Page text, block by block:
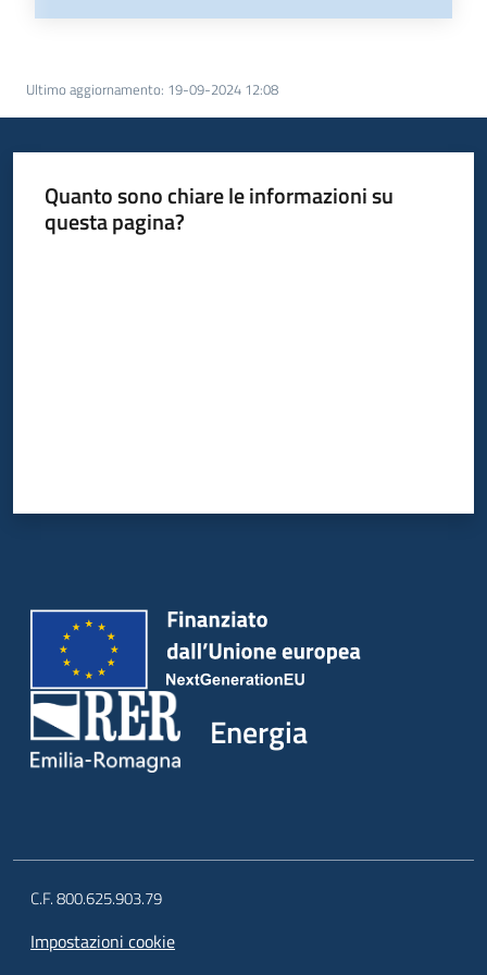
Ultimo aggiornamento: 19-09-2024 12:08
Quanto sono chiare le informazioni su
questa pagina?
Energia
C.F. 800.625.903.79
Impostazioni cookie